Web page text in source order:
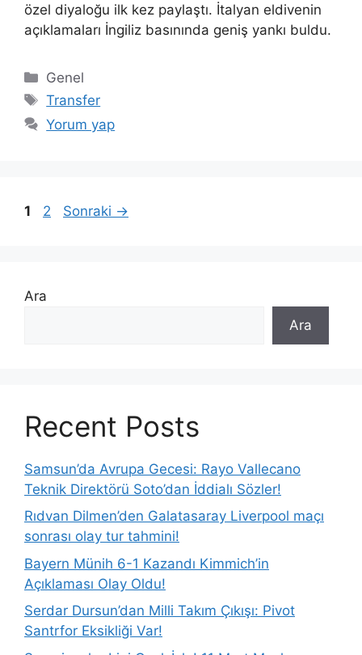
özel diyaloğu ilk kez paylaştı. İtalyan eldivenin
açıklamaları İngiliz basınında geniş yankı buldu.
Kategoriler
Genel
Etiketler
Transfer
Yorum yap
Sayfa
1 Sayfa
2 Sonraki →
Ara
Ara
Recent Posts
Samsun’da Avrupa Gecesi: Rayo Vallecano
Teknik Direktörü Soto’dan İddialı Sözler!
Rıdvan Dilmen’den Galatasaray Liverpool maçı
sonrası olay tur tahmini!
Bayern Münih 6-1 Kazandı Kimmich’in
Açıklaması Olay Oldu!
Serdar Dursun’dan Milli Takım Çıkışı: Pivot
Santrfor Eksikliği Var!